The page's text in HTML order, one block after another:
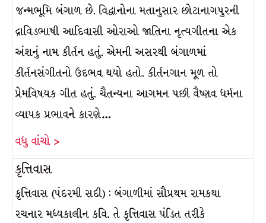
જન્મભૂમિ બંગાળ છે. વિદ્વાનોના મતાનુસાર છોટાનાગપુરની
દ્રાવિડભાષી આદિવાસી ઓરાઓ જાતિના નૃત્યગીતના એક
અંશનું નામ કીર્તન હતું. એમની અસરથી બંગાળમાં
કીર્તનસંગીતનો ઉદભવ થયો હતો. કીર્તનગાન મૂળ તો
પ્રેમવિષયક ગીત હતું. ચૈતન્યના આગમન પછી વૈષ્ણવ ધર્મના
વ્યાપક પ્રભાવને કારણે…
વધુ વાંચો >
કૃત્તિવાસ
કૃત્તિવાસ (પંદરમી સદી) : બંગાળીમાં સૌપ્રથમ રામકથા
રચનાર મધ્યકાલીન કવિ. તે કૃત્તિવાસ પંડિત તરીકે